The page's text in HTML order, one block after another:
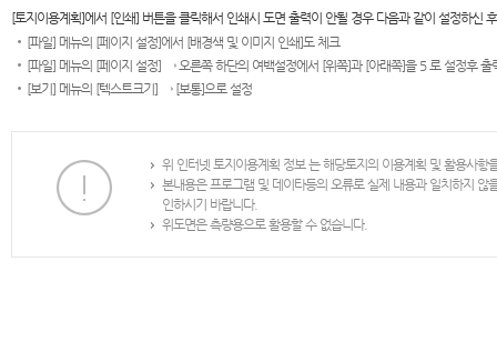
[토지이용계획]에서 [인쇄] 버튼을 클릭해서 인쇄시 도면 출력이 안될 경우 다음과 같이 설정하신
[파일] 메뉴의 [페이지 설정]에서 [배경색 및 이미지 인쇄]도 체크
[파일] 메뉴의 [페이지 설정] → 오른쪽 하단의 여백설정에서 [위쪽]과 [아래쪽]을 5 로 설정후 출
[보기] 메뉴의 [텍스트크기] → [보통]으로 설정
위 인터넷 토지이용계획 정보 는 해당토지의 이용계획 및 활용사
본내용은 프로그램 및 데이타등의 오류로 실제 내용과 일치하지
인하시기 바랍니다.
위도면은 측량용으로 활용할 수 없습니다.